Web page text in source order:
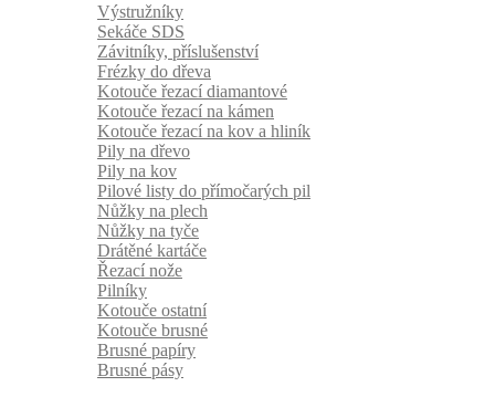
Výstružníky
Sekáče SDS
Závitníky, příslušenství
Frézky do dřeva
Kotouče řezací diamantové
Kotouče řezací na kámen
Kotouče řezací na kov a hliník
Pily na dřevo
Pily na kov
Pilové listy do přímočarých pil
Nůžky na plech
Nůžky na tyče
Drátěné kartáče
Řezací nože
Pilníky
Kotouče ostatní
Kotouče brusné
Brusné papíry
Brusné pásy